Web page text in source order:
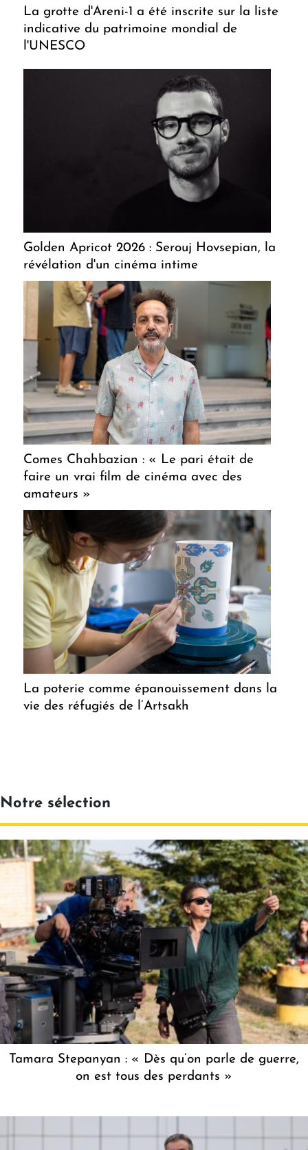
La grotte d'Areni-1 a été inscrite sur la liste
indicative du patrimoine mondial de
l'UNESCO
Golden Apricot 2026 : Serouj Hovsepian, la
révélation d'un cinéma intime
Comes Chahbazian : « Le pari était de
faire un vrai film de cinéma avec des
amateurs »
La poterie comme épanouissement dans la
vie des réfugiés de l’Artsakh
Notre sélection
Tamara Stepanyan : « Dès qu’on parle de guerre,
on est tous des perdants »